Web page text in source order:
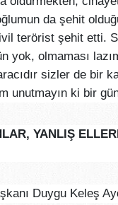
da şehit
terörist şehit etti.
yok, olmaması
sizler de bir
unutmayın ki bir
YANLIŞ
Duygu Keleş